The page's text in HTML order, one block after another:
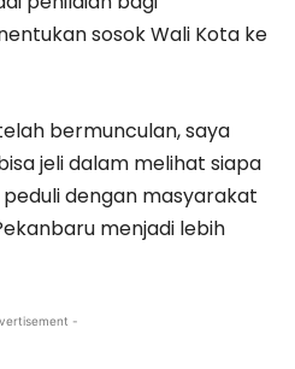
sosok Wali Kota ke
bermunculan, saya
jeli dalam melihat siapa
dengan masyarakat
menjadi lebih
-